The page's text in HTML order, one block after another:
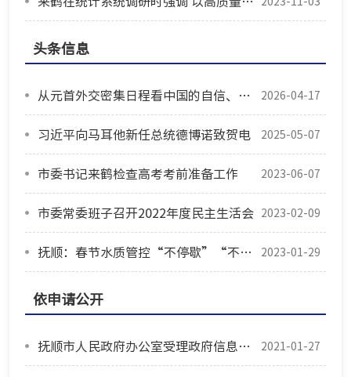
头条信息
从元首外交密集日程看中国的自信、胸怀、担当 2026-04-17
习近平向马耳他新任总统德博诺致贺电 2025-05-07
市委书记来鹤检查高考考前准备工作 2023-06-07
市委常委班子召开2022年度民主生活会 2023-02-09
抚顺：春节水质管控“不停歇”“不放松” 2023-01-29
依申请公开
抚顺市人民政府办公室受理政府信息公开申请说明 2021-01-27